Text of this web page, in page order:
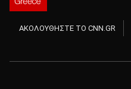
ΑΚΟΛΟΥΘΗΣΤΕ ΤΟ CNN.GR